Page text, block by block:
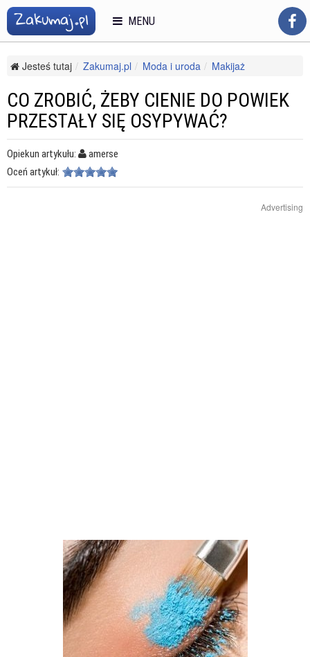
Jesteś tutaj Zakumaj.pl Moda i uroda
Makijaż
Co zrobić, żeby cienie do powiek przestały się osypywać?
CO ZROBIĆ, ŻEBY CIENIE DO POWIEK
PRZESTAŁY SIĘ OSYPYWAĆ?
Opiekun artykułu:
amerse
Oceń artykuł:
Advertising
MENU